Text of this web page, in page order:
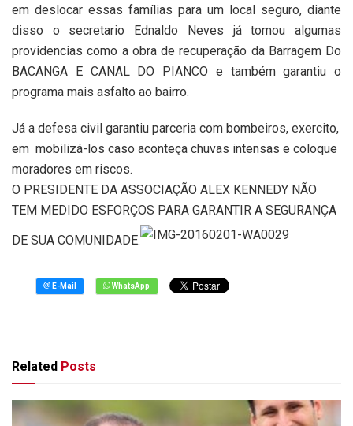
em deslocar essas famílias para um local seguro, diante
disso o secretario Ednaldo Neves já tomou algumas
providencias como a obra de recuperação da Barragem Do
BACANGA E CANAL DO PIANCO e também garantiu o
programa mais asfalto ao bairro.
Já a defesa civil garantiu parceria com bombeiros, exercito,
em mobilizá-los caso aconteça chuvas intensas e coloque
moradores em riscos.
O PRESIDENTE DA ASSOCIAÇÃO ALEX KENNEDY NÃO
TEM MEDIDO ESFORÇOS PARA GARANTIR A SEGURANÇA
DE SUA COMUNIDADE.
Related Posts